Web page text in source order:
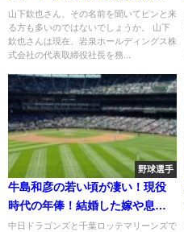
調査！
山下欽也さん、その名前を聞いてピンと来
る方も多いのではないでしょうか。 山下
欽也さんは現在、岩泉ホールディングス株
式会社の代表取締役社長を務...
野球選手
牛島和彦の若い頃が凄い！現役
時代の年俸！結婚した嫁や息子
について！
中日ドラゴンズと千葉ロッテマリーンズで